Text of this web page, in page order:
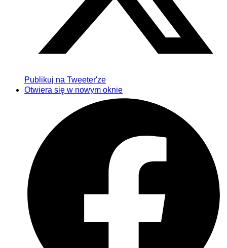
Publikuj na Tweeter'ze
Otwiera się w nowym oknie